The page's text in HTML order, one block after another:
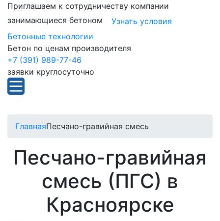
Приглашаем к сотрудничеству компании
занимающиеся бетоном
Узнать условия
Бетонные технологии
Бетон по ценам производителя
+7 (391) 989-77-46
заявки круглосуточно
ГлавнаяПесчано-гравийная смесь
Песчано-гравийная
смесь (ПГС) в
Красноярске